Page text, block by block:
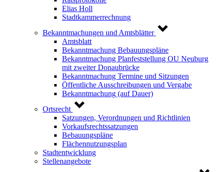
Elias Holl
Stadtkammerrechnung
Bekanntmachungen und Amtsblätter
Amtsblatt
Bekanntmachung Bebauungspläne
Bekanntmachung Planfeststellung OU Neuburg
mit zweiter Donaubrücke
Bekanntmachung Termine und Sitzungen
Öffentliche Ausschreibungen und Vergabe
Bekanntmachung (auf Dauer)
Ortsrecht
Satzungen, Verordnungen und Richtlinien
Vorkaufsrechtssatzungen
Bebauungspläne
Flächennutzungsplan
Stadtentwicklung
Stellenangebote